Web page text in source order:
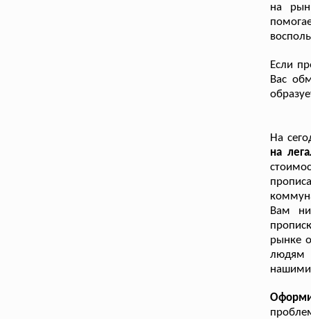
на
Если
Вас
На
на
Вам
рынке
людям
нашими